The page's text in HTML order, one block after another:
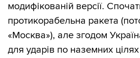
модифікованій версії.
протикорабельна ракета
«Москва»), але згодом
для ударів по наземних цілях